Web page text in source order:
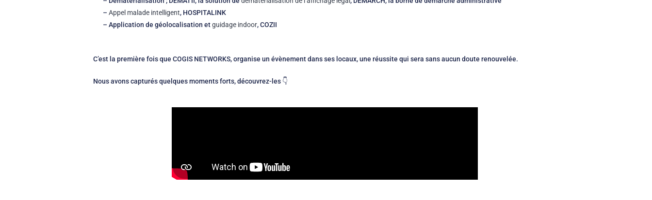
– Appel malade intelligent, HOSPITALINK
– Application de géolocalisation etguidage indoor, COZII
C’est la première fois que COGIS NETWORKS, organise un évènement dans ses locaux, une réussite qui sera sans aucun doute renouvelée.
Nous avons capturés quelques moments forts, découvrez-les 👇